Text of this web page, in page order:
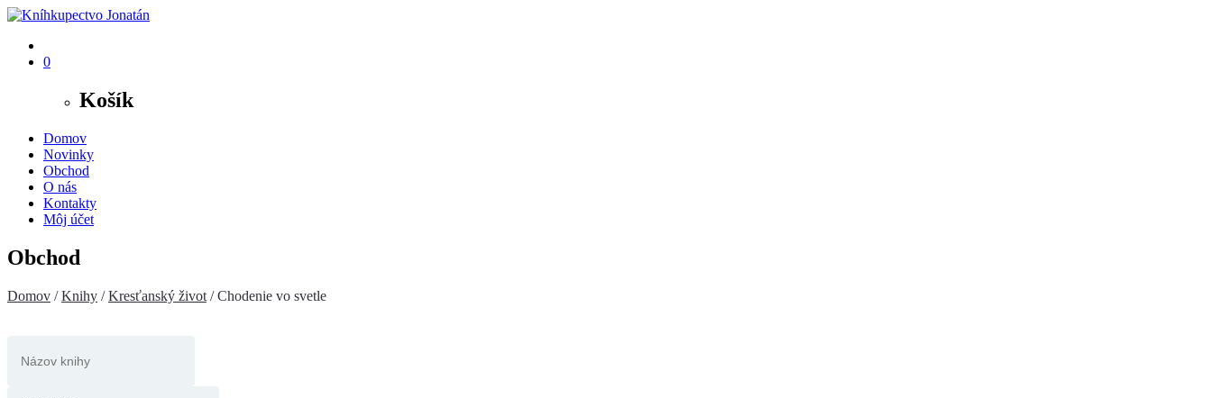
0
Košík
Domov
Novinky
Obchod
O nás
Kontakty
Môj účet
Obchod
Domov /Knihy /Kresťanský život / Chodenie vo svetle